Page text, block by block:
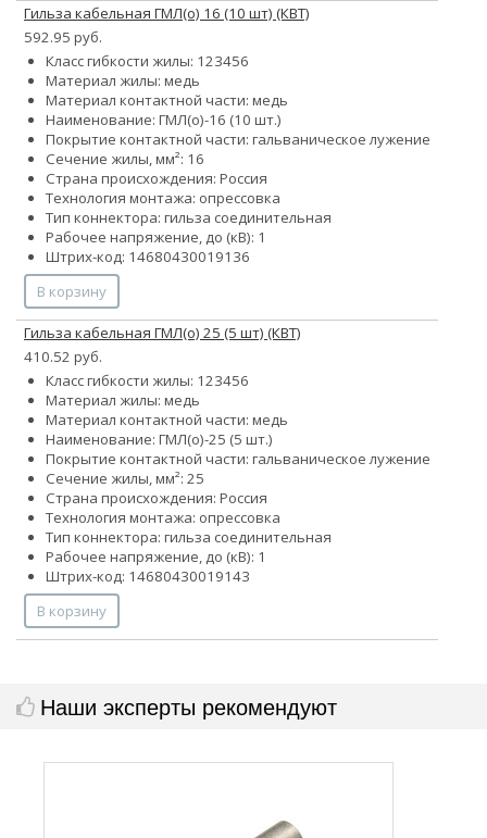
Гильза кабельная ГМЛ(о) 16 (10 шт) (КВТ)
592.95 руб.
Класс гибкости жилы: 123456
Материал жилы: медь
Материал контактной части: медь
Наименование: ГМЛ(о)-16 (10 шт.)
Покрытие контактной части: гальваническое лужение
Сечение жилы, мм²: 16
Страна происхождения: Россия
Технология монтажа: опрессовка
Тип коннектора: гильза соединительная
Рабочее напряжение, до (кВ): 1
Штрих-код: 14680430019136
В корзину
Гильза кабельная ГМЛ(о) 25 (5 шт) (КВТ)
410.52 руб.
Класс гибкости жилы: 123456
Материал жилы: медь
Материал контактной части: медь
Наименование: ГМЛ(о)-25 (5 шт.)
Покрытие контактной части: гальваническое лужение
Сечение жилы, мм²: 25
Страна происхождения: Россия
Технология монтажа: опрессовка
Тип коннектора: гильза соединительная
Рабочее напряжение, до (кВ): 1
Штрих-код: 14680430019143
В корзину
Наши эксперты рекомендуют